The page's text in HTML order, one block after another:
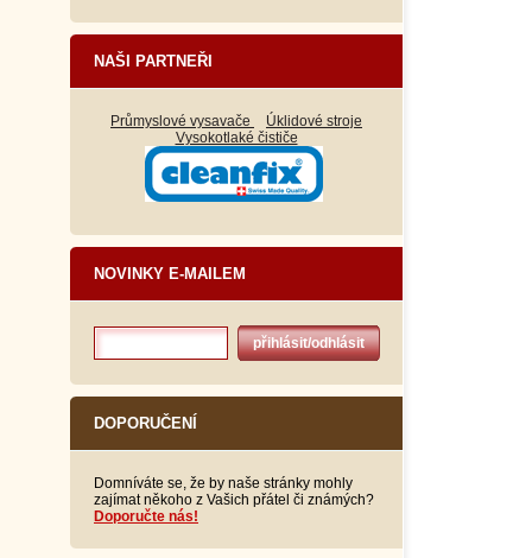
NAŠI PARTNEŘI
Průmyslové vysavače
Úklidové stroje
Vysokotlaké čističe
NOVINKY E-MAILEM
DOPORUČENÍ
Domníváte se, že by naše stránky mohly
zajímat někoho z Vašich přátel či známých?
Doporučte nás!